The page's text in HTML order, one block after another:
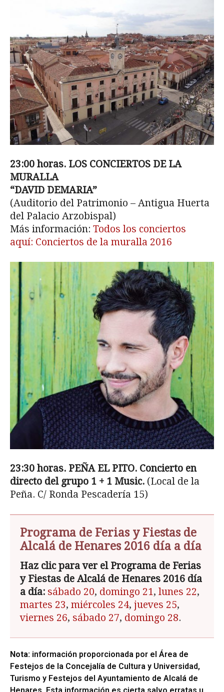
23:00 horas. LOS CONCIERTOS DE LA
MURALLA
“DAVID DEMARIA”
(Auditorio del Patrimonio – Antigua Huerta
del Palacio Arzobispal)
Más información: Todos los conciertos
aquí: Conciertos de la muralla 2016
23:30 horas. PEÑA EL PITO. Concierto en
directo del grupo 1 + 1 Music. (Local de la
Peña. C/ Ronda Pescadería 15)
Programa de Ferias y Fiestas de
Alcalá de Henares 2016 día a día
Haz clic para ver el Programa de Ferias
y Fiestas de Alcalá de Henares 2016 día
a día: sábado 20, domingo 21, lunes 22,
martes 23, miércoles 24, jueves 25,
viernes 26, sábado 27, domingo 28.
Nota: información proporcionada por el Área de
Festejos de la Concejalía de Cultura y Universidad,
Turismo y Festejos del Ayuntamiento de Alcalá de